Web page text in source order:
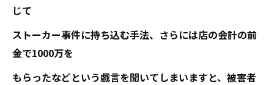
じて
ストーカー事件に持ち込む手法、さらには店の会計の前
金で1000万を
もらったなどという戯言を聞いてしまいますと、被害者